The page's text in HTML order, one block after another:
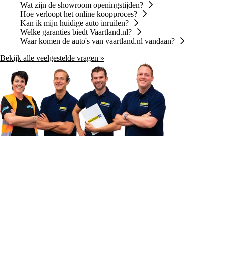
Wat zijn de showroom openingstijden?
Hoe verloopt het online koopproces?
Kan ik mijn huidige auto inruilen?
Welke garanties biedt Vaartland.nl?
Waar komen de auto's van vaartland.nl vandaan?
Bekijk alle veelgestelde vragen »